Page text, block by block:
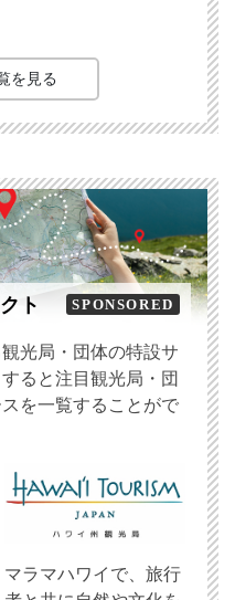
を見る
ト SPONSORED
光局・団体の特設サ
ると注目観光局・団
を一覧することがで
マラマハワイで、旅行